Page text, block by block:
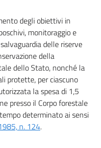
degli obiettivi in
monitoraggio e
delle riserve
della
dello Stato, nonché la
protette, per ciascuno
la spesa di 1,5
presso il Corpo forestale
determinato ai sensi
n. 124.